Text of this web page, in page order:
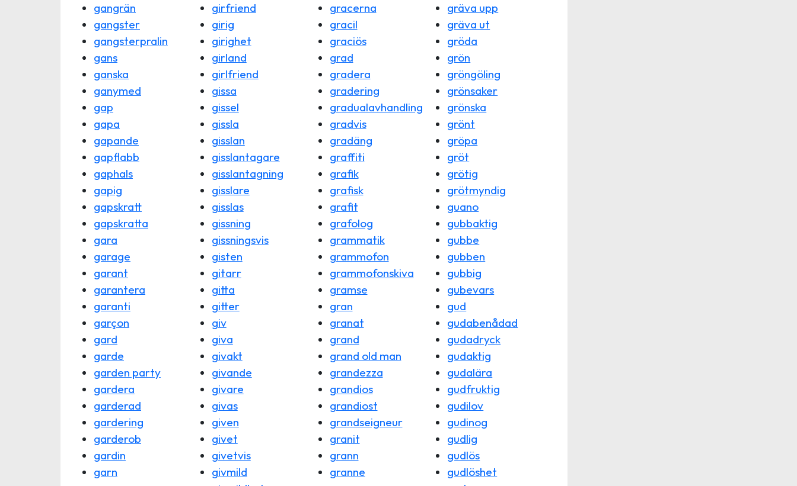
gangrän
gangster
gangsterpralin
gans
ganska
ganymed
gap
gapa
gapande
gapflabb
gaphals
gapig
gapskratt
gapskratta
gara
garage
garant
garantera
garanti
garçon
gard
garde
garden party
gardera
garderad
gardering
garderob
gardin
garn
girfriend
girig
girighet
girland
girlfriend
gissa
gissel
gissla
gisslan
gisslantagare
gisslantagning
gisslare
gisslas
gissning
gissningsvis
gisten
gitarr
gitta
gitter
giv
giva
givakt
givande
givare
givas
given
givet
givetvis
givmild
gracerna
gracil
graciös
grad
gradera
gradering
gradualavhandling
gradvis
gradäng
graffiti
grafik
grafisk
grafit
grafolog
grammatik
grammofon
grammofonskiva
gramse
gran
granat
grand
grand old man
grandezza
grandios
grandiost
grandseigneur
granit
grann
granne
gräva upp
gräva ut
gröda
grön
gröngöling
grönsaker
grönska
grönt
gröpa
gröt
grötig
grötmyndig
guano
gubbaktig
gubbe
gubben
gubbig
gubevars
gud
gudabenådad
gudadryck
gudaktig
gudalära
gudfruktig
gudilov
gudinog
gudlig
gudlös
gudlöshet